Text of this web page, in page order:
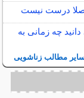
درست نیست
چه زمانی به
مطالب زناشویی